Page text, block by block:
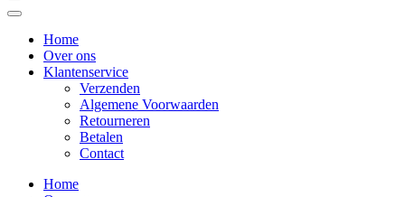
Home
Over ons
Klantenservice
Verzenden
Algemene Voorwaarden
Retourneren
Betalen
Contact
Home